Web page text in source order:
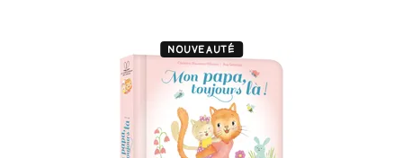
NOUVEAUTÉ